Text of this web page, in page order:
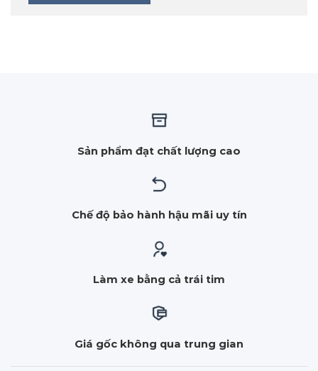
Sản phẩm đạt chất lượng cao
Chế độ bảo hành hậu mãi uy tín
Làm xe bằng cả trái tim
Giá gốc không qua trung gian